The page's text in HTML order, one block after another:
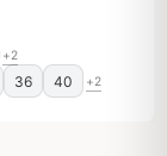
+2
36 40 +2